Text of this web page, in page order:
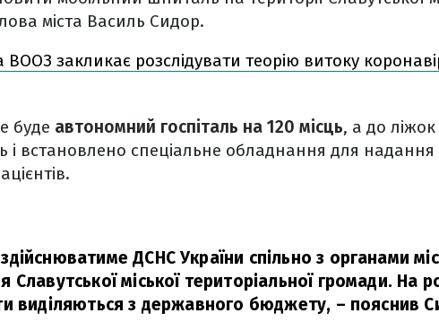
міста Василь Сидор.
ВООЗ закликає розслідувати теорію витоку
буде автономний госпіталь на 120 місць, а до
і встановлено спеціальне обладнання для
ДСНС України спільно з органами
Славутської міської територіальної громади. На
виділяються з державного бюджету, – пояснив